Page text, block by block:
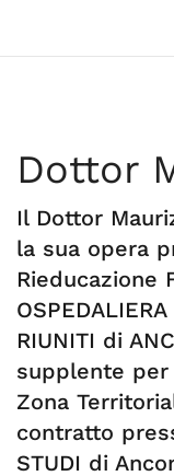
Dottor
Il Dottor
la sua opera
Rieducazione
RIUNITI di
supplente
Zona
contratto
STUDI di